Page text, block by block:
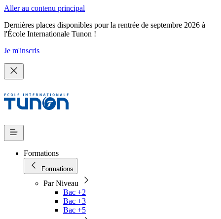
Aller au contenu principal
Dernières places disponibles pour la rentrée de septembre 2026 à
l'École Internationale Tunon !
Je m'inscris
Formations
Formations
Par Niveau
Bac +2
Bac +3
Bac +5